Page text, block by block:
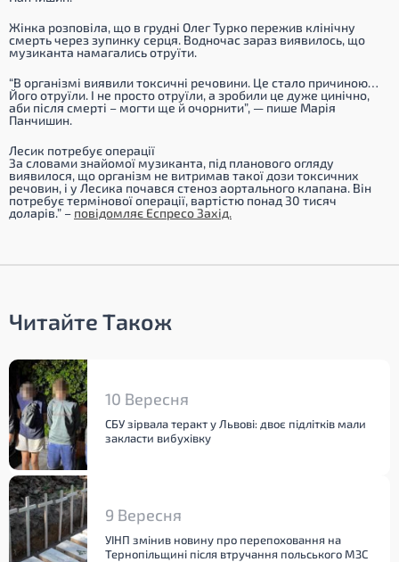
Жінка розповіла, що в грудні Олег Турко пережив клінічну
смерть через зупинку серця. Водночас зараз виявилось, що
музиканта намагались отруїти.
“В організмі виявили токсичні речовини. Це стало причиною…
Його отруїли. І не просто отруїли, а зробили це дуже цинічно,
аби після смерті – могти ще й очорнити”, — пише Марія
Панчишин.
Лесик потребує операції
За словами знайомої музиканта, під планового огляду
виявилося, що організм не витримав такої дози токсичних
речовин, і у Лесика почався стеноз аортального клапана. Він
потребує термінової операції, вартістю понад 30 тисяч
доларів.” – повідомляє Еспресо Захід.
Читайте Також
10 Вересня
СБУ зірвала теракт у Львові: двоє підлітків мали
закласти вибухівку
9 Вересня
УІНП змінив новину про перепоховання на
Тернопільщині після втручання польського МЗС